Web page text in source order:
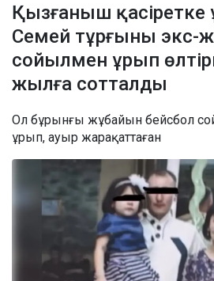
Қызғаныш қасіретке
Семей тұрғыны экс-
сойылмен ұрып
жылға сотталды
Ол бұрынғы жұбайын бейсбол
ұрып, ауыр жарақаттаған